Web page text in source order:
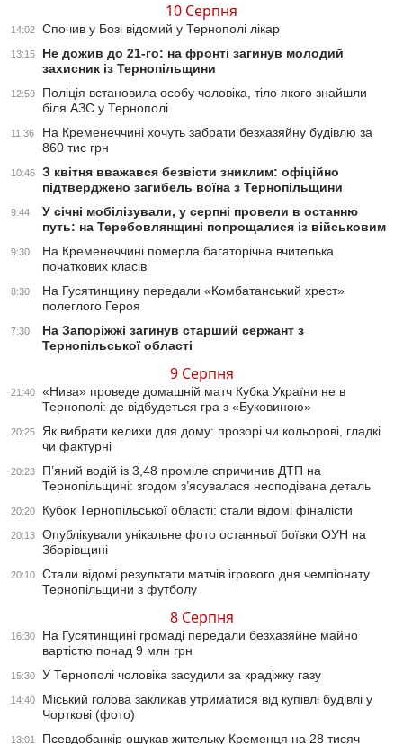
10 Серпня
14:02 Спочив у Бозі відомий у Тернополі лікар
13:15
Не дожив до 21-го: на фронті загинув молодий
захисник із Тернопільщини
12:59
Поліція встановила особу чоловіка, тіло якого знайшли
біля АЗС у Тернополі
11:36
На Кременеччині хочуть забрати безхазяйну будівлю за
860 тис грн
10:46
З квітня вважався безвісти зниклим: офіційно
підтверджено загибель воїна з Тернопільщини
9:44
У січні мобілізували, у серпні провели в останню
путь: на Теребовлянщині попрощалися із військовим
9:30
На Кременеччині померла багаторічна вчителька
початкових класів
8:30
На Гусятинщину передали «Комбатанський хрест»
полеглого Героя
7:30
На Запоріжжі загинув старший сержант з
Тернопільської області
9 Серпня
21:40
«Нива» проведе домашній матч Кубка України не в
Тернополі: де відбудеться гра з «Буковиною»
20:25
Як вибрати келихи для дому: прозорі чи кольорові, гладкі
чи фактурні
20:23
П’яний водій із 3,48 проміле спричинив ДТП на
Тернопільщині: згодом з’ясувалася несподівана деталь
20:20 Кубок Тернопільської області: стали відомі фіналісти
20:13
Опублікували унікальне фото останньої боївки ОУН на
Зборівщині
20:10
Стали відомі результати матчів ігрового дня чемпіонату
Тернопільщини з футболу
8 Серпня
16:30
На Гусятинщині громаді передали безхазяйне майно
вартістю понад 9 млн грн
15:30 У Тернополі чоловіка засудили за крадіжку газу
14:40
Міський голова закликав утриматися від купівлі будівлі у
Чорткові (фото)
13:01 Псевдобанкір ошукав жительку Кременця на 28 тисяч